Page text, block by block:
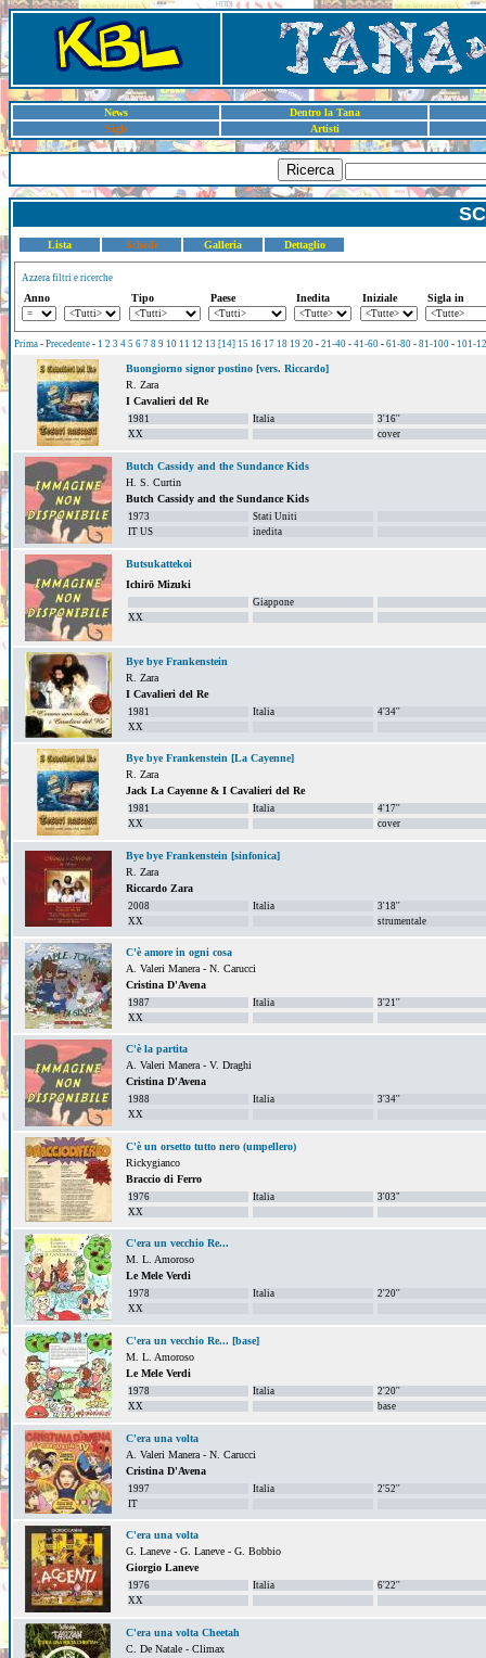
News
Dentro la Tana
Sigle
Artisti
Ricerca
Lista Schede Galleria Dettaglio
Azzera filtri e ricerche
Anno Tipo Paese Inedita Iniziale Sigla in
Prima - Precedente - 1 2 3 4 5 6 7 8 9 10 11 12 13 [14] 15 16 17 18 19 20 - 21-40 - 41-60 - 61-80 - 81-100 - 101-
Buongiorno signor postino [vers. Riccardo]
R. Zara
I Cavalieri del Re
1981 Italia
3'16''
XX
cover
Butch Cassidy and the Sundance Kids
H. S. Curtin
Butch Cassidy and the Sundance Kids
1973
Stati Uniti
IT US
inedita
Butsukattekoi
Ichirō Mizuki
Giappone
XX
Bye bye Frankenstein
R. Zara
I Cavalieri del Re
1981 Italia
4'34''
XX
Bye bye Frankenstein [La Cayenne]
R. Zara
Jack La Cayenne & I Cavalieri del Re
1981 Italia
4'17''
XX
cover
Bye bye Frankenstein [sinfonica]
R. Zara
Riccardo Zara
2008 Italia
3'18''
XX
strumentale
C'è amore in ogni cosa
A. Valeri Manera - N. Carucci
Cristina D'Avena
1987 Italia
3'21''
XX
C'è la partita
A. Valeri Manera - V. Draghi
Cristina D'Avena
1988 Italia
3'34''
XX
C'è un orsetto tutto nero (umpellero)
Rickygianco
Braccio di Ferro
1976 Italia
3'03"
XX
C'era un vecchio Re...
M. L. Amoroso
Le Mele Verdi
1978 Italia
2'20''
XX
C'era un vecchio Re... [base]
M. L. Amoroso
Le Mele Verdi
1978 Italia
2'20''
XX
base
C'era una volta
A. Valeri Manera - N. Carucci
Cristina D'Avena
1997 Italia
2'52''
IT
C'era una volta
G. Laneve - G. Laneve - G. Bobbio
Giorgio Laneve
1976 Italia
6'22''
XX
C'era una volta Cheetah
C. De Natale - Climax